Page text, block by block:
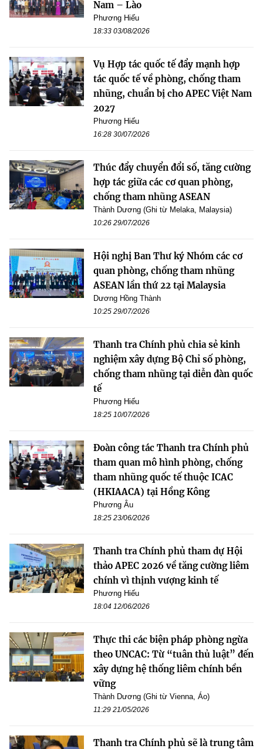
Nam – Lào
Phương Hiếu
18:33 03/08/2026
Vụ Hợp tác quốc tế đẩy mạnh hợp
tác quốc tế về phòng, chống tham
nhũng, chuẩn bị cho APEC Việt Nam
2027
Phương Hiếu
16:28 30/07/2026
Thúc đẩy chuyển đổi số, tăng cường
hợp tác giữa các cơ quan phòng,
chống tham nhũng ASEAN
Thành Dương (Ghi từ Melaka, Malaysia)
10:26 29/07/2026
Hội nghị Ban Thư ký Nhóm các cơ
quan phòng, chống tham nhũng
ASEAN lần thứ 22 tại Malaysia
Dương Hồng Thành
10:25 29/07/2026
Thanh tra Chính phủ chia sẻ kinh
nghiệm xây dựng Bộ Chỉ số phòng,
chống tham nhũng tại diễn đàn quốc
tế
Phương Hiếu
18:25 10/07/2026
Đoàn công tác Thanh tra Chính phủ
tham quan mô hình phòng, chống
tham nhũng quốc tế thuộc ICAC
(HKIAACA) tại Hồng Kông
Phương Âu
18:25 23/06/2026
Thanh tra Chính phủ tham dự Hội
thảo APEC 2026 về tăng cường liêm
chính vì thịnh vượng kinh tế
Phương Hiếu
18:04 12/06/2026
Thực thi các biện pháp phòng ngừa
theo UNCAC: Từ “tuân thủ luật” đến
xây dựng hệ thống liêm chính bền
vững
Thành Dương (Ghi từ Vienna, Áo)
11:29 21/05/2026
Thanh tra Chính phủ sẽ là trung tâm